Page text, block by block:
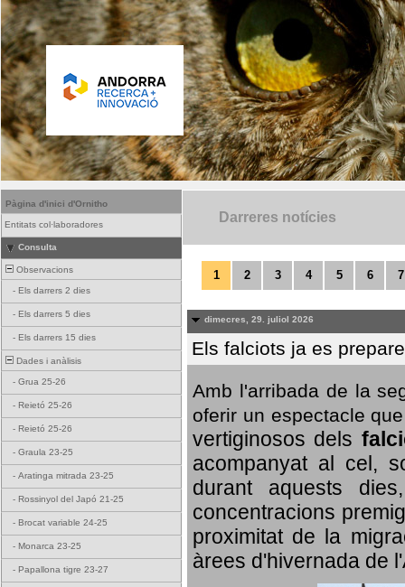
Pàgina d'inici d'Ornitho
Entitats col·laboradores
Consulta
Observacions
- Els darrers 2 dies
- Els darrers 5 dies
- Els darrers 15 dies
Dades i anàlisis
- Grua 25-26
- Reietó 25-26
- Reietó 25-26
- Graula 23-25
- Aratinga mitrada 23-25
- Rossinyol del Japó 21-25
- Brocat variable 24-25
- Monarca 23-25
- Papallona tigre 23-27
Darreres notícies
1 2 3 4 5 6 7
dimecres, 29. juliol 2026
Els falciots ja es
Amb l'arribada de la
oferir un espectacle
vertiginosos dels
acompanyat al cel,
durant aquests
concentracions
proximitat de la
àrees d'hivernada de